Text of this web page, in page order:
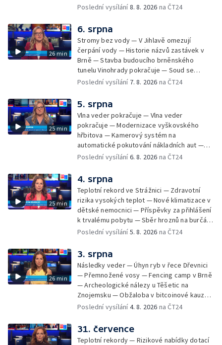
Začíná prodej burčáku — Vedra komplikují
Poslední vysílání8. 8. 2026 na ČT24
26 min
6. srpna
Stromy bez vody — V Jihlavě omezují
čerpání vody — Historie názvů zastávek v
Brně — Stavba budoucího brněnského
tunelu Vinohrady pokračuje — Soud se
žhářem zlínského baru — Odložení bourání
Czech Rally Zlín — Začal 7. ročník festivalu
Pop Messe — Přestavba mostu v Hodoníně
— Fenomén památníčků
Poslední vysílání 7. 8. 2026 na ČT24
25 min
5. srpna
Vlna veder pokračuje — Vlna veder
pokračuje — Modernizace vyškovského
hřbitova — Kamerový systém na
automatické pokutování nákladních aut —
Demolice vyhořelé budovy ve Zlíně — Případ
stadionu na Vyškovsku — Výstraha před
bouřkami — Brno hostí Mezinárodní kytarový
festival — Očkování po kousnutí netopýrem
Poslední vysílání6. 8. 2026 na ČT24
25 min
4. srpna
Teplotní rekord ve Strážnici — Zdravotní
rizika vysokých teplot — Nové klimatizace v
dětské nemocnici — Příspěvky za přihlášení
k trvalému pobytu — Sběr hroznů na burčák
— Dokončení oprav vedení — Skončil termín
vody v obcích — Vyschlá koryta potoků —
Sdílení strážníků na Brněnsku
Poslední vysílání5. 8. 2026 na ČT24
26 min
3. srpna
Následky veder — Úhyn ryb v řece Dřevnici
— Přemnožené vosy — Fencing camp v Brně
— Archeologické nálezy u Těšetic na
Znojemsku — Obžaloba v bitcoinové kauze
— Přestavba silnice přes Bzenec na
Zašové — Letní opravy divadel — Český hlas
ve vesmíru
Poslední vysílání4. 8. 2026 na ČT24
31. července
Teplotní rekordy — Rizikové nabídky dotací